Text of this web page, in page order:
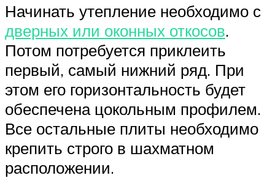
Начинать утепление необходимо с
дверных или оконных откосов.
Потом потребуется приклеить
первый, самый нижний ряд. При
этом его горизонтальность будет
обеспечена цокольным профилем.
Все остальные плиты необходимо
крепить строго в шахматном
расположении.